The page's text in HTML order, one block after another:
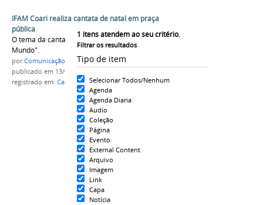
1 itens atendem ao seu critério.
Filtrar os resultados
Tipo de item
Selecionar Todos/Nenhum
Agenda
Agenda Diaria
Audio
Coleção
Página
Evento
External Content
Arquivo
Imagem
Link
Capa
Notícia
IFAM Coari realiza cantata de natal em praça
pública
O tema da cantata deste ano foi: "Jesus, a Luz do
Mundo".
porComunicação COARI
publicado em 13/01/2016
registrado em: Cantata,Campus Coari,2015